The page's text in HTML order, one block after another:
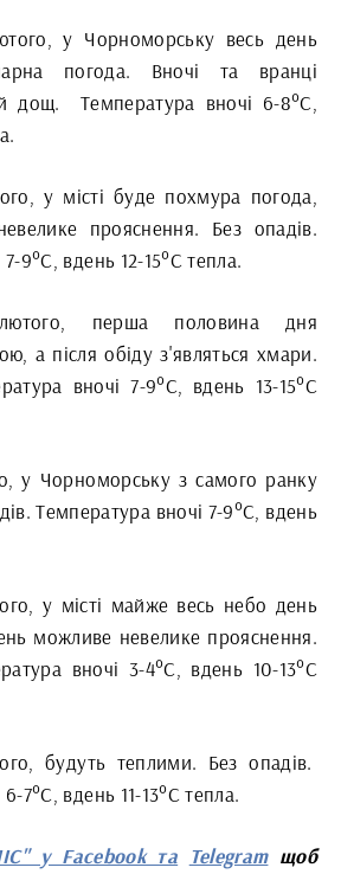
у Чорноморську весь день
погода. Вночі та вранці
дощ. Температура вночі 6-8°С,
у місті буде похмура погода,
прояснення. Без опадів.
9°С, вдень 12-15°С тепла.
перша половина дня
а після обіду з'являться хмари.
вночі 7-9°С, вдень 13-15°С
у Чорноморську з самого ранку
Температура вночі 7-9°С, вдень
у місті майже весь небо день
можливе невелике прояснення.
вночі 3-4°С, вдень 10-13°С
будуть теплими. Без опадів.
7°С, вдень 11-13°С тепла.
у Facebook та Telegram щоб